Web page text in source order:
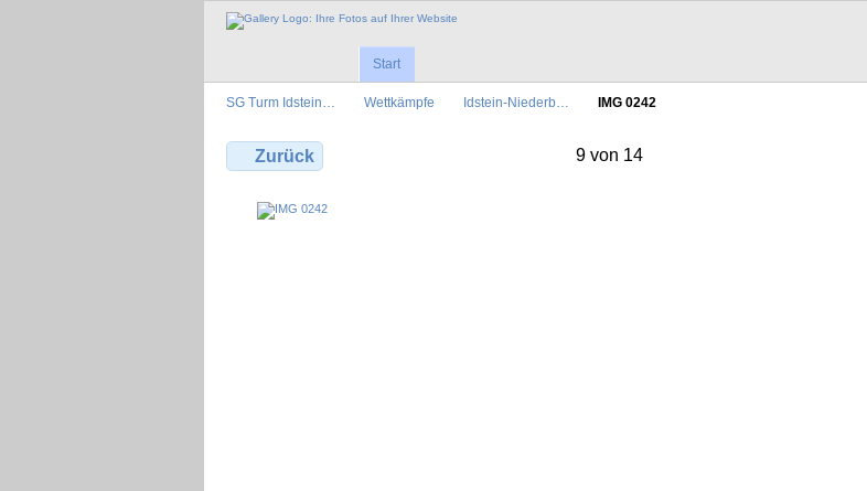
Start
SG Turm Idstein… Wettkämpfe Idstein-Niederb… IMG 0242
Zurück 9 von 14